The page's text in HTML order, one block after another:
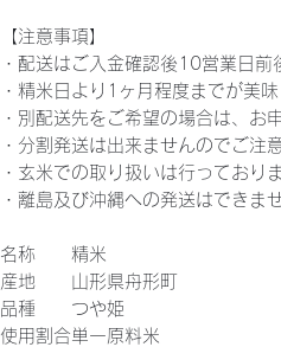
【注意事項】
・配送はご入金確認後10営業日前
・精米日より1ヶ月程度までが美
・別配送先をご希望の場合は、お
・分割発送は出来ませんのでご注
・玄米での取り扱いは行っており
・離島及び沖縄への発送はできま
名称
精米
産地
山形県舟形町
品種
つや姫
使用割合 単一原料米